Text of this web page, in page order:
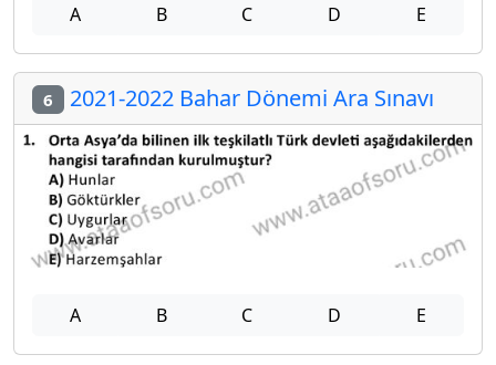
A B C D E
6 2021-2022 Bahar Dönemi Ara Sınavı
A B C D E